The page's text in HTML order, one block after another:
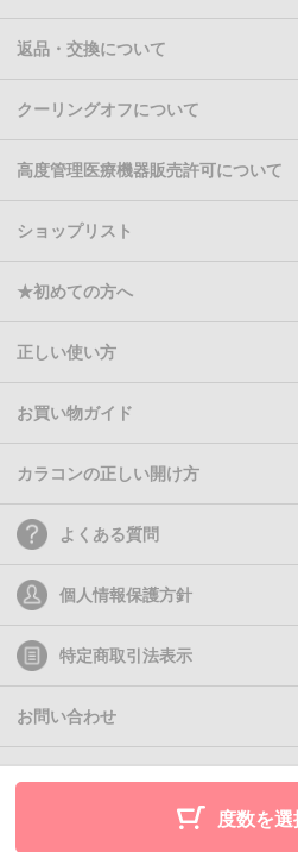
度数を選
返品・交換について
クーリングオフについて
高度管理医療機器販売許可について
ショップリスト
★初めての方へ
正しい使い方
お買い物ガイド
カラコンの正しい開け方
よくある質問
個人情報保護方針
特定商取引法表示
お問い合わせ
(C)2011-